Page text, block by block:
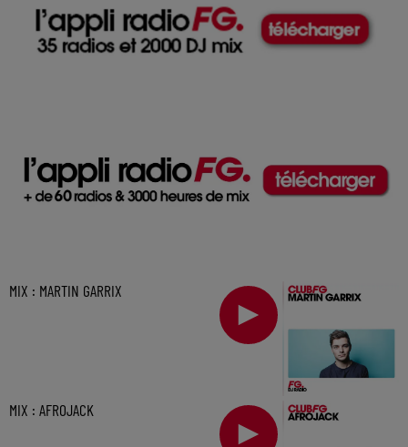
MIX : MARTIN GARRIX
MIX : AFROJACK